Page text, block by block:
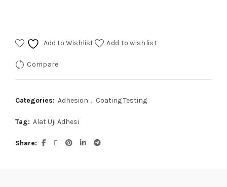
Add to Wishlist Add to wishlist
Compare
Categories: Adhesion , Coating Testing
Tag: Alat Uji Adhesi
Share